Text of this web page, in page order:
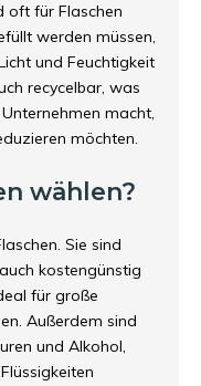
oft für Flaschen
werden müssen,
und Feuchtigkeit
recycelbar, was
macht,
möchten.
wählen?
Sie sind
kostengünstig
für große
Außerdem sind
und Alkohol,